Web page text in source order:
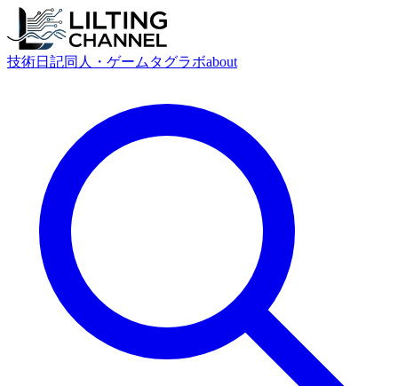
技術日記同人・ゲーム タグラボabout